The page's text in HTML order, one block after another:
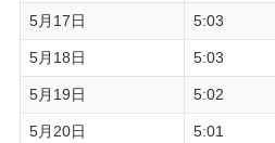
5月17日 5:03
5月18日 5:03
5月19日 5:02
5月20日 5:01